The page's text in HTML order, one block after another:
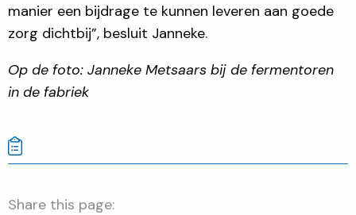
manier een bijdrage te kunnen leveren aan goede
zorg dichtbij”, besluit Janneke.
Op de foto: Janneke Metsaars bij de fermentoren
in de fabriek
Share this page: